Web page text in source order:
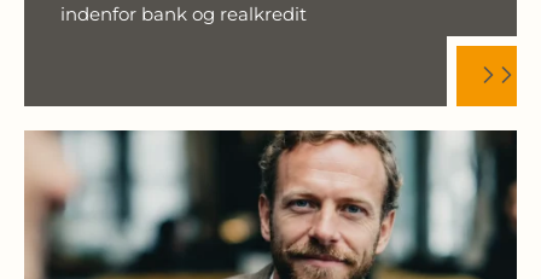
indenfor bank og realkredit